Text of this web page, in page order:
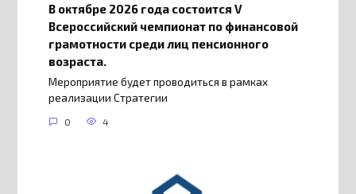
В октябре 2026 года состоится V
Всероссийский чемпионат по финансовой
грамотности среди лиц пенсионного
возраста.
Мероприятие будет проводиться в рамках
реализации Стратегии
0 4